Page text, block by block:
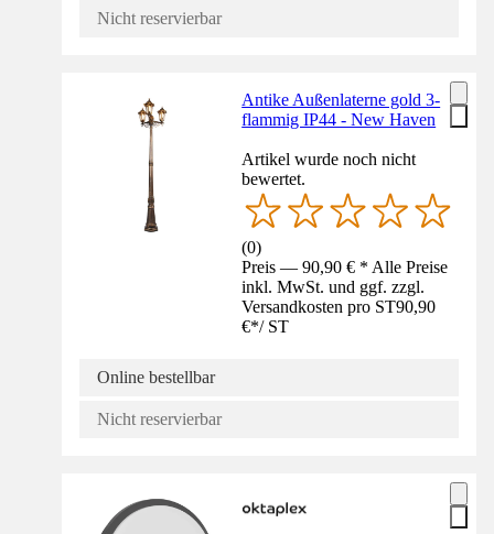
Nicht reservierbar
Antike Außenlaterne gold 3-
flammig IP44 - New Haven
Artikel wurde noch nicht
bewertet.
(0)
Preis — 90,90 € * Alle Preise
inkl. MwSt. und ggf. zzgl.
Versandkosten pro ST90,90
€*/ ST
Online bestellbar
Nicht reservierbar